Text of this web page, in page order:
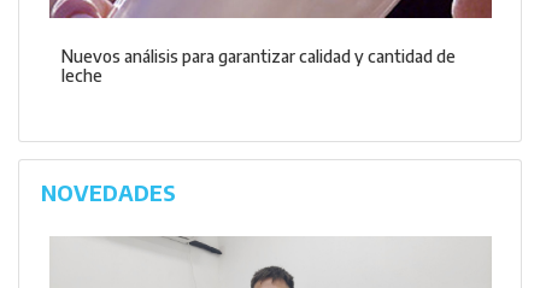
Nuevos análisis para garantizar calidad y cantidad de
leche
NOVEDADES